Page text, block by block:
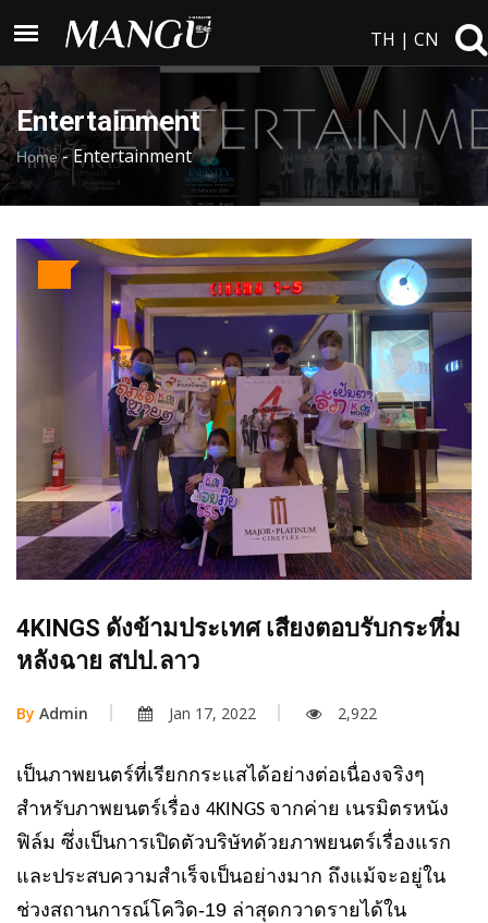
TH | CN
Entertainment
Home- Entertainment
4KINGS ดังข้ามประเทศ เสียงตอบรับกระหึ่ม
หลังฉาย สปป.ลาว
By Admin Jan 17, 2022 2,922
เป็นภาพยนตร์ที่เรียกกระแสได้อย่างต่อเนื่องจริงๆ
สำหรับภาพยนตร์เรื่อง 4KINGS จากค่าย เนรมิตรหนัง
ฟิล์ม ซึ่งเป็นการเปิดตัวบริษัทด้วยภาพยนตร์เรื่องแรก
และประสบความสำเร็จเป็นอย่างมาก ถึงแม้จะอยู่ใน
ช่วงสถานการณ์โควิด-19 ล่าสุดกวาดรายได้ใน